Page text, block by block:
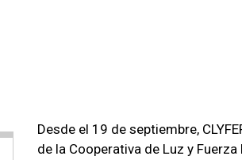
Desde el 19 de septiembre,
de la Cooperativa de Luz y